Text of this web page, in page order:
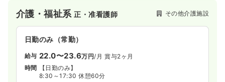
介護・福祉系正・准看護師 その他介護施設
日勤のみ（常勤）
給与 22.0〜23.6万円/月 賞与2ヶ月
時間
【日勤のみ】
8:30～17:30 休憩60分